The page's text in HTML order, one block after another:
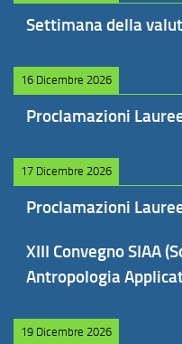
Settimana della
16 Dicembre 2026
Proclamazioni
17 Dicembre 2026
Proclamazioni
XIII Convegno SIAA
Antropologia
19 Dicembre 2026